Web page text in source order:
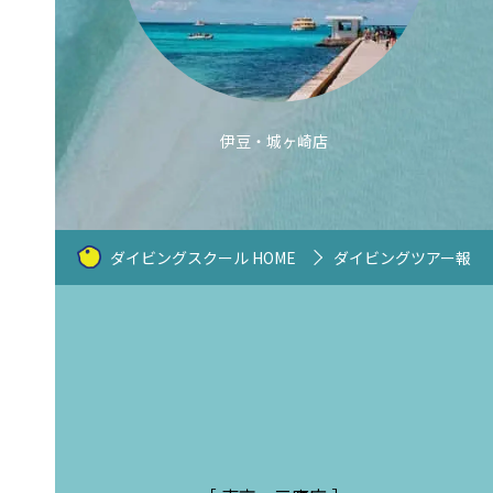
伊豆・城ヶ崎店
ダイビングスクール HOME ダイビングツアー報告